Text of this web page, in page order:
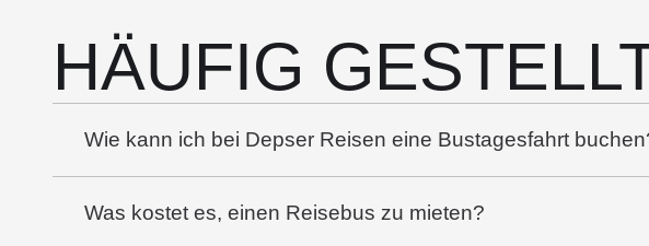
HÄUFIG
Wie kann ich bei Depser Reisen eine Bustagesfahrt
Was kostet es, einen Reisebus zu mieten?